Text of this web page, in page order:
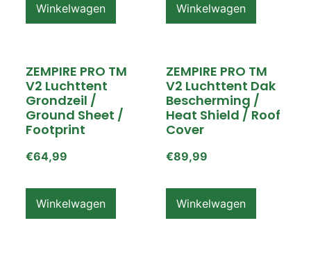
Winkelwagen Winkelwagen
ZEMPIRE PRO TM
V2 Luchttent
Grondzeil /
Ground Sheet /
Footprint
€64,99
Winkelwagen
ZEMPIRE PRO TM
V2 Luchttent Dak
Bescherming /
Heat Shield / Roof
Cover
€89,99
Winkelwagen